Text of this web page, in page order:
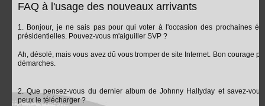
FAQ à l'usage des nouveaux arrivants
1. Bonjour, je ne sais pas pour qui voter à l'occasion des prochaines
présidentielles. Pouvez-vous m'aiguiller SVP ?
Ah, désolé, mais vous avez dû vous tromper de site Internet. Bon courage
démarches.
2. Que pensez-vous du dernier album de Johnny Hallyday et savez-
peux le télécharger ?